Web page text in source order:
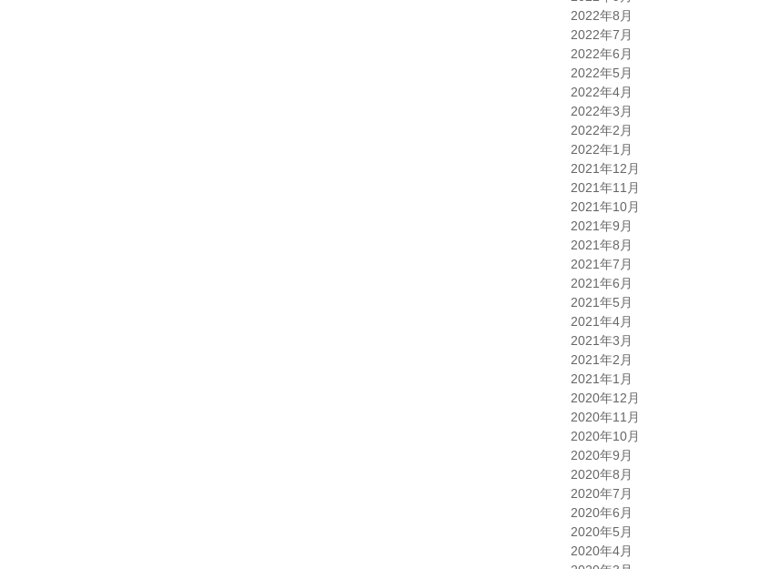
2022年8月
2022年7月
2022年6月
2022年5月
2022年4月
2022年3月
2022年2月
2022年1月
2021年12月
2021年11月
2021年10月
2021年9月
2021年8月
2021年7月
2021年6月
2021年5月
2021年4月
2021年3月
2021年2月
2021年1月
2020年12月
2020年11月
2020年10月
2020年9月
2020年8月
2020年7月
2020年6月
2020年5月
2020年4月